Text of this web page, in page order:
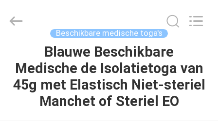
PRODUCTEN
PRODUCTS
CO.,LTD(WUHAN
Beschikbare medische toga's
Blauwe Beschikbare
Medische de Isolatietoga van
45g met Elastisch Niet-steriel
Manchet of Steriel EO